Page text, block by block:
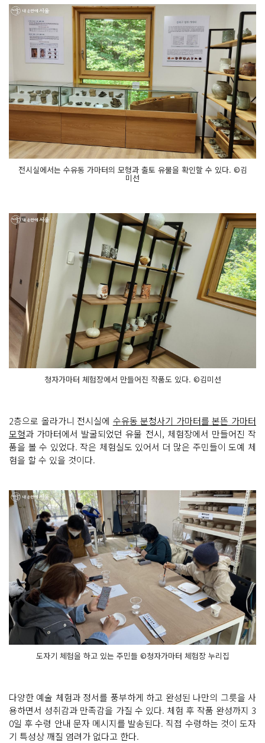
전시실에서는 수유동 가마터의 모형과 출토 유물을 확인할 수 있다. ©김
미선
청자가마터 체험장에서 만들어진 작품도 있다. ©김미선
2층으로 올라가니 전시실에 수유동 분청사기 가마터를 본뜬 가마터
모형과 가마터에서 발굴되었던 유물 전시, 체험장에서 만들어진 작
품을 볼 수 있었다. 작은 체험실도 있어서 더 많은 주민들이 도예 체
험을 할 수 있을 것이다.
도자기 체험을 하고 있는 주민들 ©청자가마터 체험장 누리집
다양한 예술 체험과 정서를 풍부하게 하고 완성된 나만의 그릇을 사
용하면서 성취감과 만족감을 가질 수 있다. 체험 후 작품 완성까지 3
0일 후 수령 안내 문자 메시지를 발송된다. 직접 수령하는 것이 도자
기 특성상 깨질 염려가 없다고 한다.